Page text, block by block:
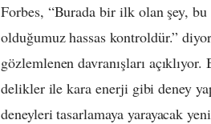
Forbes, “Burada bir ilk olan şey,
olduğumuz hassas kontroldür.”
gözlemlenen davranışları
delikler ile kara enerji gibi deney
deneyleri tasarlamaya yarayacak